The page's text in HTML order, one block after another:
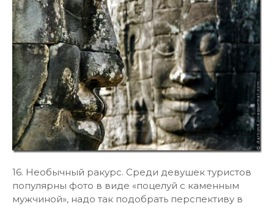
16. Необычный ракурс. Среди девушек туристов
популярны фото в виде «поцелуй с каменным
мужчиной», надо так подобрать перспективу в